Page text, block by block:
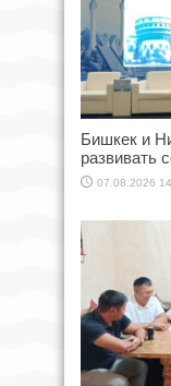
Бишкек и
развивать
07.08.2026